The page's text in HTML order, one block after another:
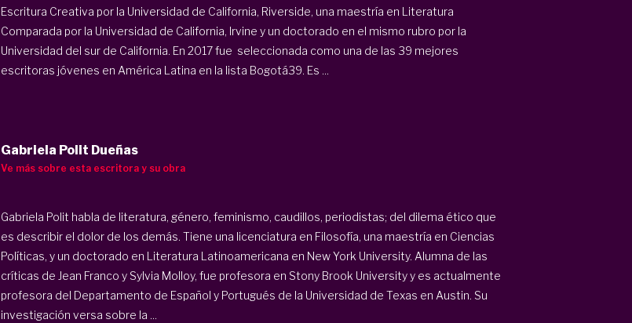
Escritura Creativa por la Universidad de California, Riverside, una maestría en Literatura
Comparada por la Universidad de California, Irvine y un doctorado en el mismo rubro por la
Universidad del sur de California. En 2017 fue seleccionada como una de las 39 mejores
escritoras jóvenes en América Latina en la lista Bogotá39. Es ...
Gabriela Polit Dueñas
Ve más sobre esta escritora y su obra
Gabriela Polit habla de literatura, género, feminismo, caudillos, periodistas; del dilema ético que
es describir el dolor de los demás. Tiene una licenciatura en Filosofía, una maestría en Ciencias
Políticas, y un doctorado en Literatura Latinoamericana en New York University. Alumna de las
críticas de Jean Franco y Sylvia Molloy, fue profesora en Stony Brook University y es actualmente
profesora del Departamento de Español y Portugués de la Universidad de Texas en Austin. Su
investigación versa sobre la ...